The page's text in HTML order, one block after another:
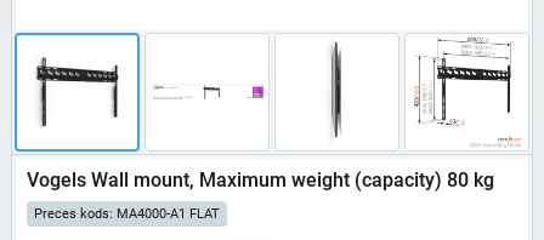
Vogels Wall mount, Maximum weight (capacity) 80 kg
Preces kods: MA4000-A1 FLAT